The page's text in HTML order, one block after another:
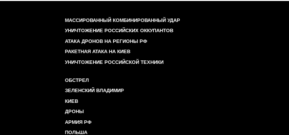
МАССИРОВАННЫЙ КОМБИНИРОВАННЫЙ УДАР
УНИЧТОЖЕНИЕ РОССИЙСКИХ ОККУПАНТОВ
АТАКА ДРОНОВ НА РЕГИОНЫ РФ
РАКЕТНАЯ АТАКА НА КИЕВ
УНИЧТОЖЕНИЕ РОССИЙСКОЙ ТЕХНИКИ
ОБСТРЕЛ
ЗЕЛЕНСКИЙ ВЛАДИМИР
КИЕВ
ДРОНЫ
АРМИЯ РФ
ПОЛЬША